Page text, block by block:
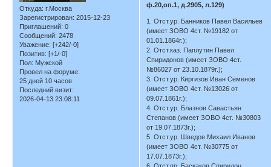
Откуда: г.Москва
Зарегистрирован: 2015-12-23
Приглашений: 0
Сообщений: 2478
Уважение: [+242/-0]
Позитив: [+1/-0]
Пол: Мужской
Провел на форуме:
25 дней 10 часов
Последний визит:
2026-04-13 23:08:11
ф.20,оп.1, д.2905, л.129)
1. Отст.ур. Банников Павел Васильев
(имеет ЗОВО 4ст. №19182 от
01.01.1864г.);
2. Отст.каз. Паплутин Павел
Спиридонов (имеет ЗОВО 4ст.
№86027 от 23.10.1879г.);
3. Отст.ур. Киргизов Иван Семенов
(имеет ЗОВО 4ст. №13026 от
09.07.1861г.);
4. Отст.ур. Блазнов Савастьян
Степанов (имеет ЗОВО 4ст. №30803
от 19.07.1873г.);
5. Отст.ур. Шведов Михаил Иванов
(имеет ЗОВО 4ст. №30775 от
17.07.1873г.);